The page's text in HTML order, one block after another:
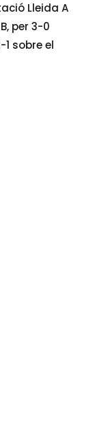
Lleida A
per 3-0
1 sobre el